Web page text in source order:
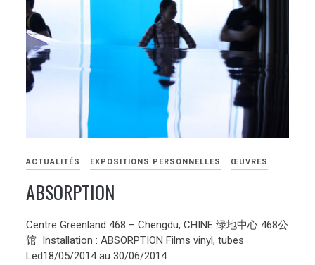
ACTUALITÉS EXPOSITIONS PERSONNELLES ŒUVRES
ABSORPTION
Centre Greenland 468 – Chengdu, CHINE 绿地中心 468公
馆 Installation : ABSORPTION Films vinyl, tubes
Led18/05/2014 au 30/06/2014